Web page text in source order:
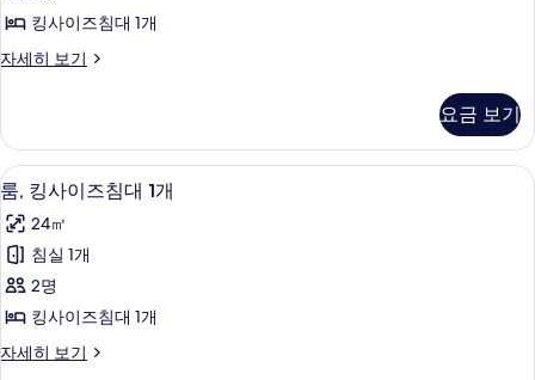
보
기
히
기
룸,
킹
사
즈
침
대
1
개
사
진
모
킹사이즈침대 1개
자세히 보기
프
룸,
킹
사
이
즈
침
개
세
요금 보기
룸,
킹
사
이
즈
침
대
이집트산 면 시트, 고급 침구, 객실 내
5
룸, 킹사이즈침대 1개
24㎡
침실 1개
2명
킹사이즈침대 1개
자세히 보기
룸,